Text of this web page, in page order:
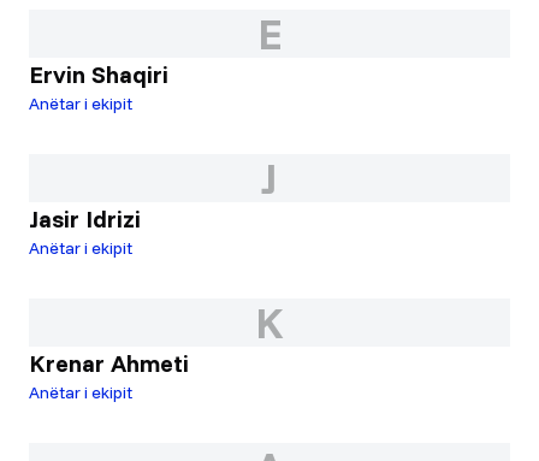
E
Ervin Shaqiri
Anëtar i ekipit
J
Jasir Idrizi
Anëtar i ekipit
K
Krenar Ahmeti
Anëtar i ekipit